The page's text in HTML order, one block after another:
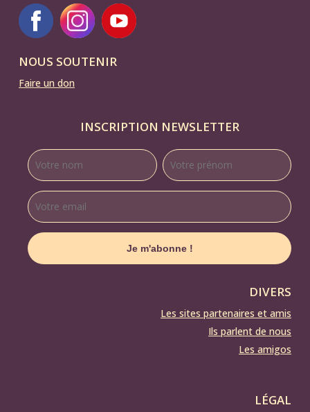
NOUS SOUTENIR
Faire un don
INSCRIPTION NEWSLETTER
DIVERS
Les sites partenaires et amis
Ils parlent de nous
Les amigos
LÉGAL